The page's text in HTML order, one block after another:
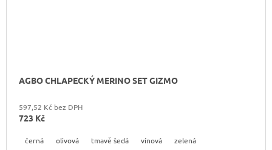
AGBO CHLAPECKÝ MERINO SET GIZMO
597,52 Kč bez DPH
723 Kč
černá olivová tmavě šedá vínová zelená